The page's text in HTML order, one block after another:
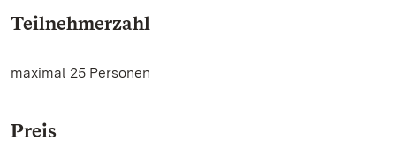
Teilnehmerzahl
maximal 25 Personen
Preis